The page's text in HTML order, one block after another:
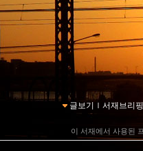
글보기 ｌ 서재브리핑
이 서재에서 사용된